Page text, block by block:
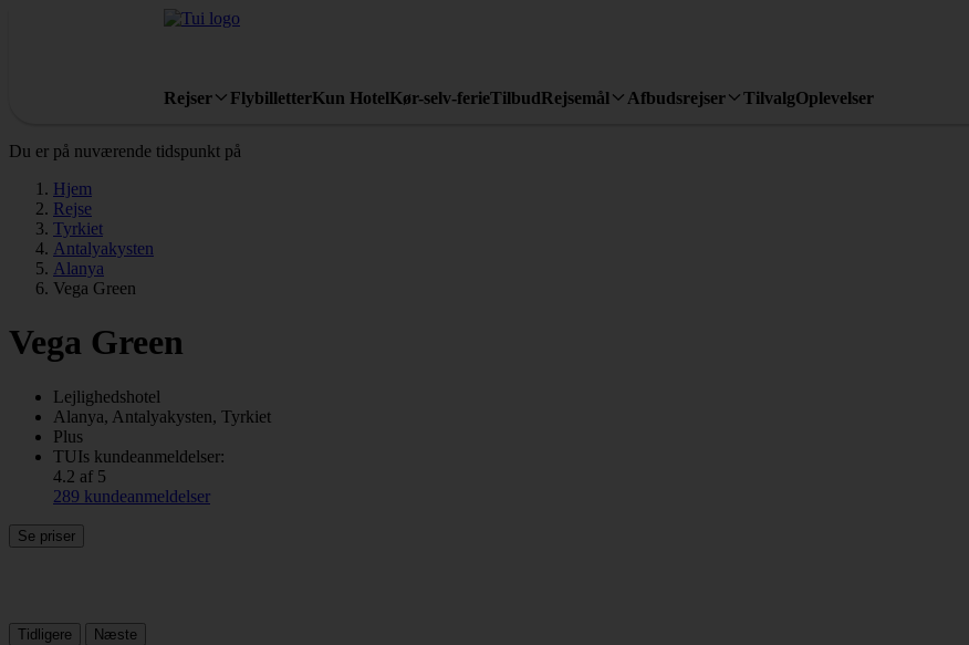
Rejser FlybilletterKun HotelKør-selv-ferieTilbudRejsemål Afbudsrejser TilvalgOplevelser
Du er på nuværende tidspunkt på
Hjem
Rejse
Tyrkiet
Antalyakysten
Alanya
Vega Green
Vega Green
Lejlighedshotel
Alanya, Antalyakysten, Tyrkiet
Plus
TUIs kundeanmeldelser:
4.2 af 5
289 kundeanmeldelser
Se priser
Tidligere
Næste